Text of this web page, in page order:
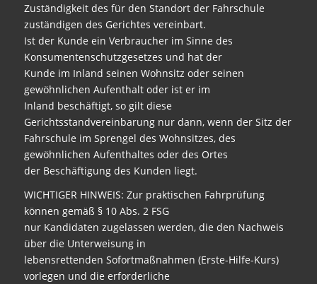
Zuständigkeit des für den Standort der Fahrschule
zuständigen des Gerichtes vereinbart.
Ist der Kunde ein Verbraucher im Sinne des
Konsumentenschutzgesetzes und hat der
Kunde im Inland seinen Wohnsitz oder seinen
gewöhnlichen Aufenthalt oder ist er im
Inland beschäftigt, so gilt diese
Gerichtsstandvereinbarung nur dann, wenn der Sitz der
Fahrschule im Sprengel des Wohnsitzes, des
gewöhnlichen Aufenthaltes oder des Ortes
der Beschäftigung des Kunden liegt.
WICHTIGER HINWEIS: Zur praktischen Fahrprüfung
können gemäß § 10 Abs. 2 FSG
nur Kandidaten zugelassen werden, die den Nachweis
über die Unterweisung in
lebensrettenden Sofortmaßnahmen (Erste-Hilfe-Kurs)
vorlegen und die erforderliche